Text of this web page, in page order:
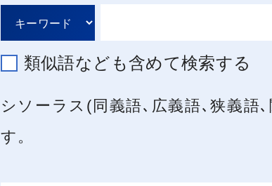
類似語なども含めて検索する
シソーラス(同義語､広義語､狭義語
す。